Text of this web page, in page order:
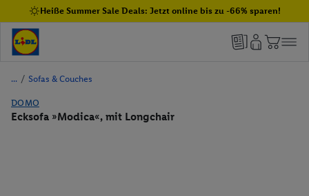
Heiße Summer Sale Deals: Jetzt online bis zu -66% sparen!
/ Sofas & Couches
DOMO
Ecksofa »Modica«, mit Longchair